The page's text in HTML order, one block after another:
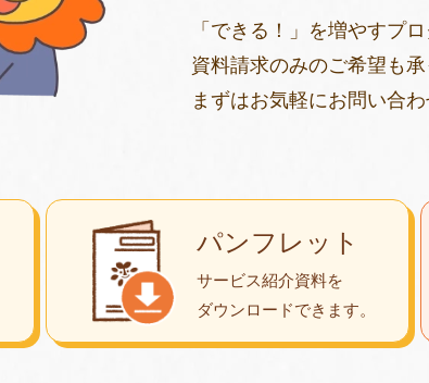
「できる！」を増やすプ
資料請求のみのご希望も承
まずはお気軽にお問い合わ
パンフレット
サービス紹介資料を
ダウンロードできます。